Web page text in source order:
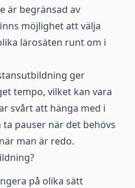
är begränsad av
möjlighet att välja
lärosäten runt om i
ger
tempo, vilket kan vara
svårt att hänga med i
pauser när det behövs
man är redo.
på olika sätt